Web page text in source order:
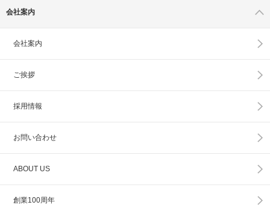
会社案内
会社案内
ご挨拶
採用情報
お問い合わせ
ABOUT US
創業100周年